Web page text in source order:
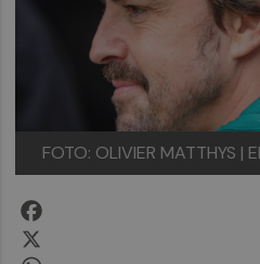
FOTO: OLIVIER MATTHYS |